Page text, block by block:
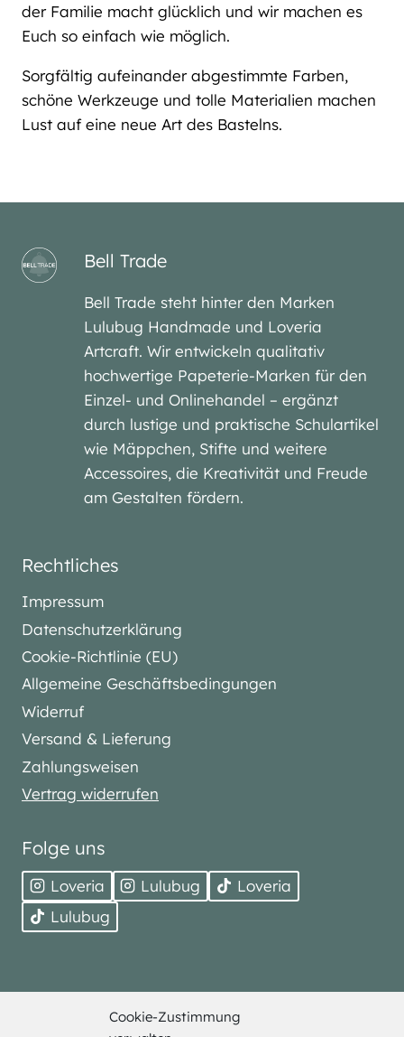
Cookie-Zustimmung
der Familie macht glücklich und wir machen es
Euch so einfach wie möglich.
Sorgfältig aufeinander abgestimmte Farben,
schöne Werkzeuge und tolle Materialien machen
Lust auf eine neue Art des Bastelns.
Bell Trade
Bell Trade steht hinter den Marken
Lulubug Handmade und Loveria
Artcraft. Wir entwickeln qualitativ
hochwertige Papeterie-Marken für den
Einzel- und Onlinehandel – ergänzt
durch lustige und praktische Schulartikel
wie Mäppchen, Stifte und weitere
Accessoires, die Kreativität und Freude
am Gestalten fördern.
Rechtliches
Impressum
Datenschutzerklärung
Cookie-Richtlinie (EU)
Allgemeine Geschäftsbedingungen
Widerruf
Versand & Lieferung
Zahlungsweisen
Vertrag widerrufen
Folge uns
Loveria Lulubug
Loveria
Lulubug
© 2026 Bell Trade. Alle Rechte vorbehalten.